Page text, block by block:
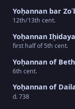
Yoḥannan bar
12th/13th cent.
Yoḥannan Iḥidaya
first half of 5th cent.
Yoḥannan of
6th cent.
Yoḥannan of
d. 738